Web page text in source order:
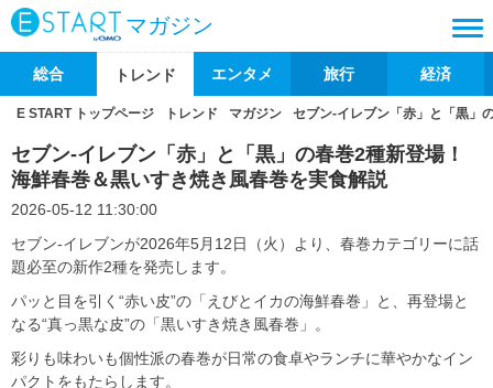
マガジン
総合 トレンド エンタメ 旅行 経済
E START トップページ トレンド マガジン セブン‐イレブン「赤」と「黒」
セブン‐イレブン「赤」と「黒」の春巻2種新登場！
海鮮春巻＆黒いすき焼き風春巻を実食解説
2026-05-12 11:30:00
セブン‐イレブンが2026年5月12日（火）より、春巻カテゴリーに話
題必至の新作2種を発売します。
パッと目を引く“赤い皮”の「えびとイカの海鮮春巻」と、再登場と
なる“真っ黒な皮”の「黒いすき焼き風春巻」。
彩りも味わいも個性派の春巻が日常の食卓やランチに華やかなイン
パクトをもたらします。